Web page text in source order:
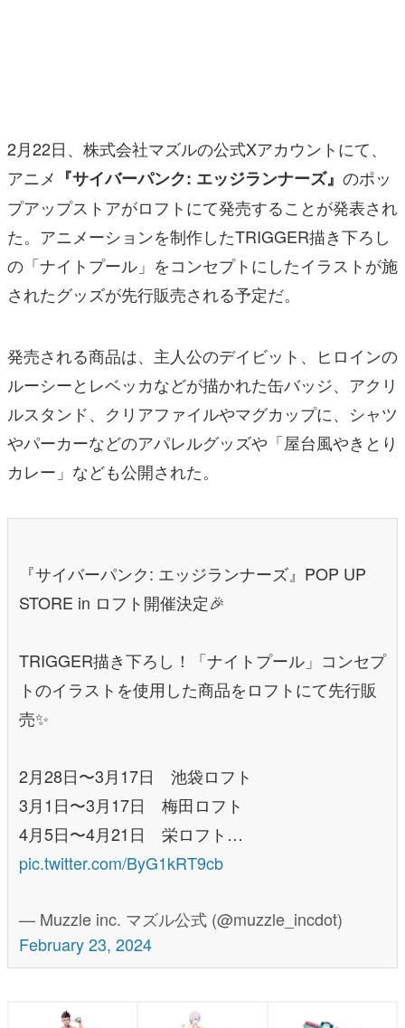
その他
電ファミニコゲーマーとは？
運営：株式会社マレ
2月22日、株式会社マズルの公式Xアカウントにて、
アニメ 『サイバーパンク: エッジランナーズ』 のポッ
プアップストアがロフトにて発売することが発表され
た。アニメーションを制作したTRIGGER描き下ろし
の「ナイトプール」をコンセプトにしたイラストが施
されたグッズが先行販売される予定だ。
発売される商品は、主人公のデイビット、ヒロインの
ルーシーとレベッカなどが描かれた缶バッジ、アクリ
ルスタンド、クリアファイルやマグカップに、シャツ
やパーカーなどのアパレルグッズや「屋台風やきとり
カレー」なども公開された。
『サイバーパンク: エッジランナーズ』POP UP
STORE in ロフト開催決定🎉
TRIGGER描き下ろし！「ナイトプール」コンセプ
トのイラストを使用した商品をロフトにて先行販
売✨
2月28日〜3月17日 池袋ロフト
3月1日〜3月17日 梅田ロフト
4月5日〜4月21日 栄ロフト…
pic.twitter.com/ByG1kRT9cb
— Muzzle inc. マズル公式 (@muzzle_incdot)
February 23, 2024